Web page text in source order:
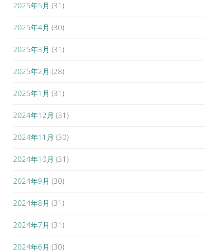
2025年5月 (31)
2025年4月 (30)
2025年3月 (31)
2025年2月 (28)
2025年1月 (31)
2024年12月 (31)
2024年11月 (30)
2024年10月 (31)
2024年9月 (30)
2024年8月 (31)
2024年7月 (31)
2024年6月 (30)